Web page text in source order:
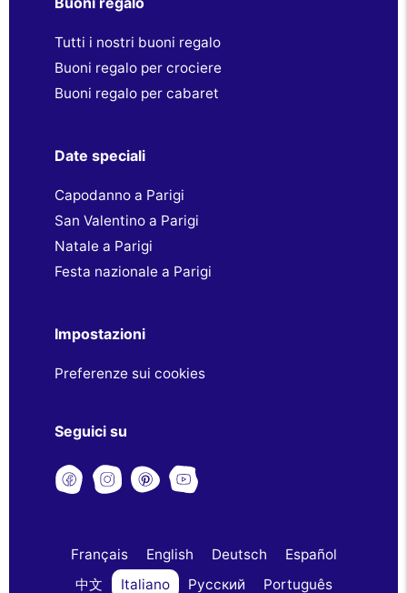
Tutti i nostri buoni regalo
Buoni regalo per crociere
Buoni regalo per cabaret
Date speciali
Capodanno a Parigi
San Valentino a Parigi
Natale a Parigi
Festa nazionale a Parigi
Impostazioni
Preferenze sui cookies
Seguici su
Français English Deutsch
Español
中文
Italiano Русский Português